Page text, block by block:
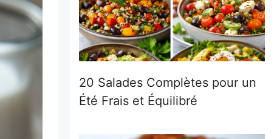
20 Salades Complètes pour un
Été Frais et Équilibré